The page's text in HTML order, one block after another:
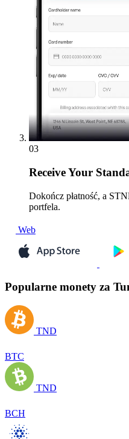
03
ReceiveYour
Dokończ płatność, a
portfela.
Web
Popularne monety za
TND
BTC
TND
BCH